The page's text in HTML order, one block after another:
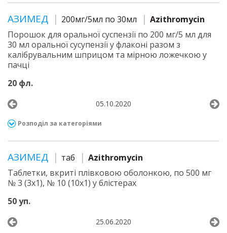
АЗИМЕД 200мг/5мл по 30мл
Azithromycin
Порошок для оральної суспензії по 200 мг/5 мл для
30 мл оральної сусупензії у флаконі разом з
калібрувальним шприцом та мірною ложечкою у
пачці
20 фл.
05.10.2020
Розподіл за категоріями
АЗИМЕД таб
Azithromycin
Таблетки, вкриті плівковою оболонкою, по 500 мг
№ 3 (3х1), № 10 (10х1) у блістерах
50 уп.
25.06.2020